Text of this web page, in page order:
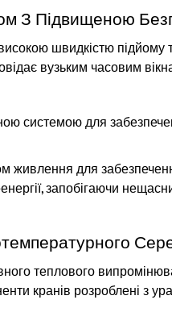
З Підвищеною
швидкістю
вузьким часовим
системою для
для
запобігаючи
теплового
кранів розроблені з